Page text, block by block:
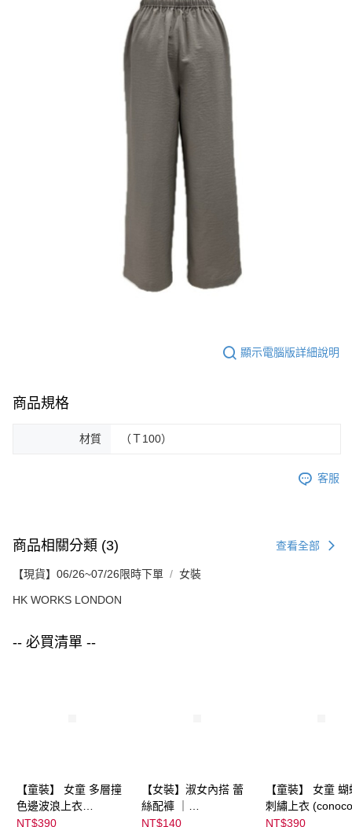
顯示電腦版詳細說明
商品規格
材質 （Ｔ100）
客服
商品相關分類 (3) 查看全部
【現貨】06/26~07/26限時下單 女裝
HK WORKS LONDON
-- 必買清單 --
【童裝】 女童 多層撞
色邊波浪上衣
(futafuta) ｜
NT$390
【女裝】淑女內搭 蕾
絲配褲 ｜
04303C05372000002
NT$140
【童裝】 女童
刺繡上衣
NT$390